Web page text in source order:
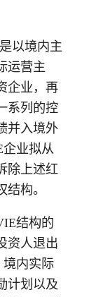
以境内主
运营主
企业，再
系列的控
并入境外
业拟从
除上述红
构。
结构的
资人退出
内实际
计划以及